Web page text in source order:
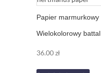
Papier marmurkowy
Wielokolorowy battal
36.00zł